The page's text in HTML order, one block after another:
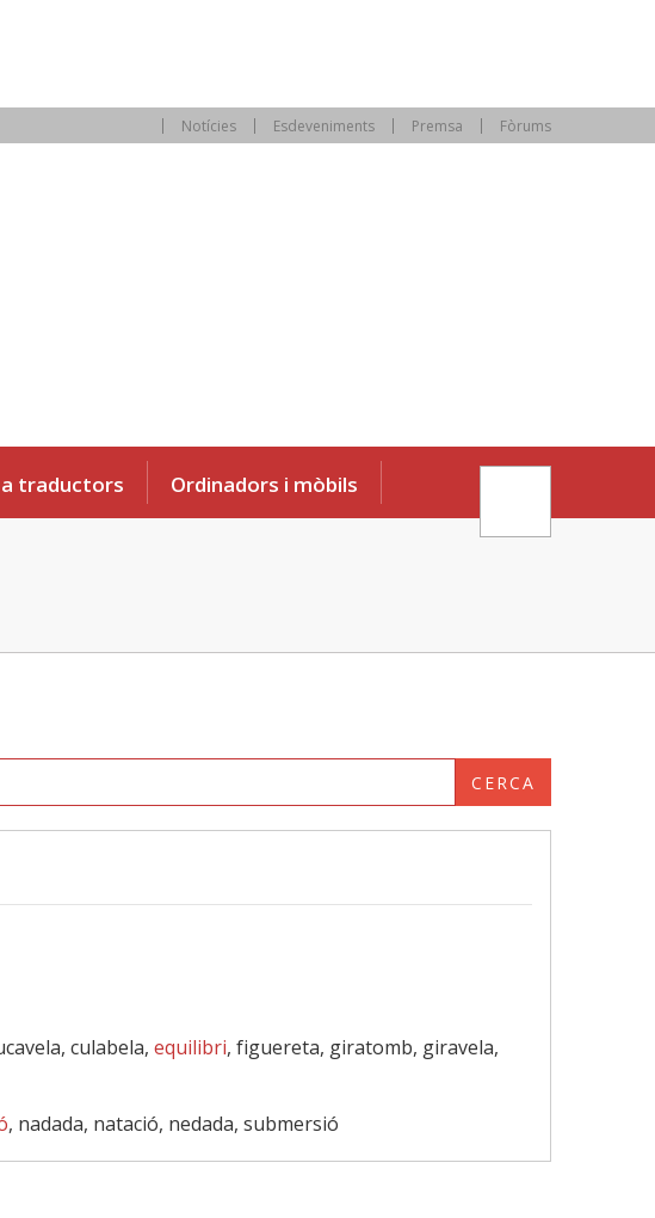
Notícies Esdeveniments Premsa Fòrums
a traductors Ordinadors i mòbils
CERCA
culabela, equilibri, figuereta, giratomb, giravela,
, nadada, natació, nedada, submersió